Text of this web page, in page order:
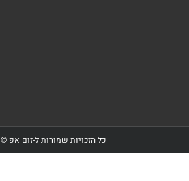
כל הזכויות שמורות ל-זום אפ ©